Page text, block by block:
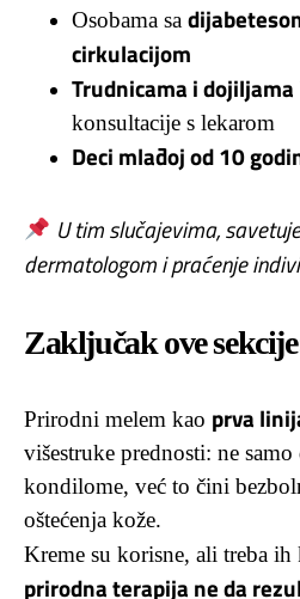
Osobama sa
cirkulacijom
Trudnicama i dojiljama
konsultacije s lekarom
Deci mlađoj od 10
U tim slučajevima,
dermatologom i praćenje
Zaključak ove
Prirodni melem kao prva
višestruke prednosti: ne
kondilome, već to čini
oštećenja kože.
Kreme su korisne, ali treba
prirodna terapija ne da